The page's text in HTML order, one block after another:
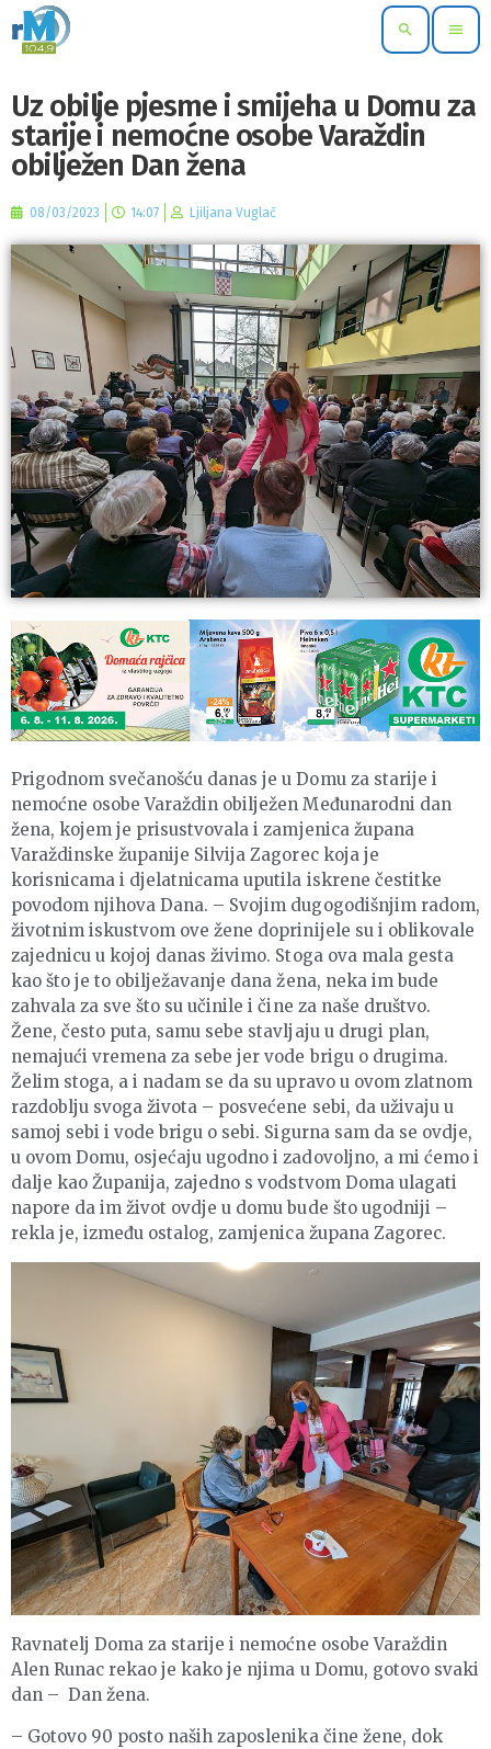
search menu
Uz obilje pjesme i smijeha u Domu za
starije i nemoćne osobe Varaždin
obilježen Dan žena
08/03/2023 14:07 Ljiljana Vuglač
Prigodnom svečanošću danas je u Domu za starije i
nemoćne osobe Varaždin obilježen Međunarodni dan
žena, kojem je prisustvovala i zamjenica župana
Varaždinske županije Silvija Zagorec koja je
korisnicama i djelatnicama uputila iskrene čestitke
povodom njihova Dana. – Svojim dugogodišnjim radom,
životnim iskustvom ove žene doprinijele su i oblikovale
zajednicu u kojoj danas živimo. Stoga ova mala gesta
kao što je to obilježavanje dana žena, neka im bude
zahvala za sve što su učinile i čine za naše društvo.
Žene, često puta, samu sebe stavljaju u drugi plan,
nemajući vremena za sebe jer vode brigu o drugima.
Želim stoga, a i nadam se da su upravo u ovom zlatnom
razdoblju svoga života – posvećene sebi, da uživaju u
samoj sebi i vode brigu o sebi. Sigurna sam da se ovdje,
u ovom Domu, osjećaju ugodno i zadovoljno, a mi ćemo i
dalje kao Županija, zajedno s vodstvom Doma ulagati
napore da im život ovdje u domu bude što ugodniji –
rekla je, između ostalog, zamjenica župana Zagorec.
Ravnatelj Doma za starije i nemoćne osobe Varaždin
Alen Runac rekao je kako je njima u Domu, gotovo svaki
dan – Dan žena.
– Gotovo 90 posto naših zaposlenika čine žene, dok